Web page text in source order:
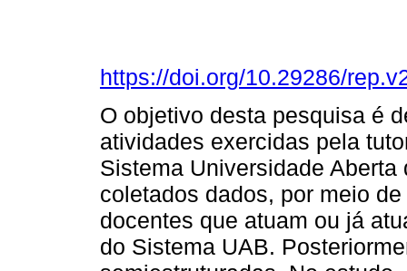
https://doi.org/10.29286/
O objetivo desta pesquisa é
atividades exercidas pela
Sistema Universidade
coletados dados, por meio
docentes que atuam ou já
do Sistema UAB.